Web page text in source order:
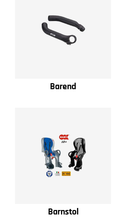
Barend
Barnstol